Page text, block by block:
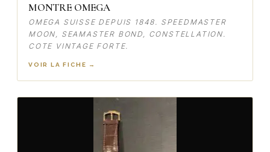
MONTRE OMEGA
OMEGA SUISSE DEPUIS 1848. SPEEDMASTER
MOON, SEAMASTER BOND, CONSTELLATION.
COTE VINTAGE FORTE.
VOIR LA FICHE →